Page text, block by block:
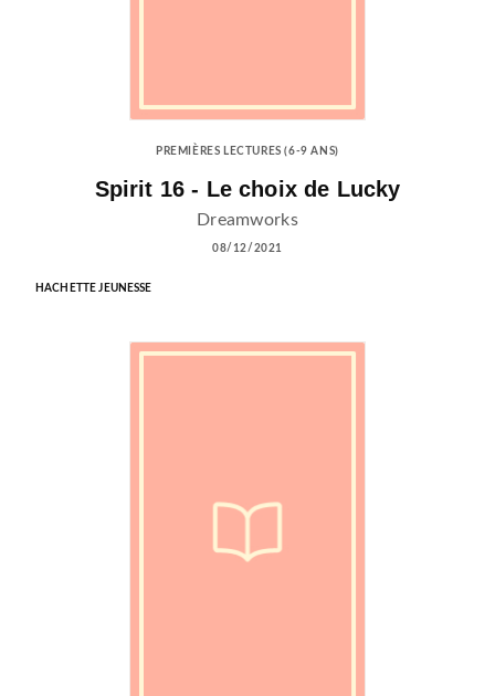
PREMIÈRES LECTURES (6-9 ANS)
Spirit 16 - Le choix de Lucky
Dreamworks
08/12/2021
HACHETTE JEUNESSE